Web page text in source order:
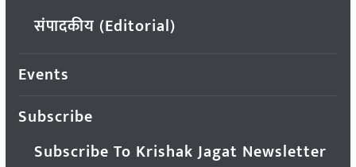
संपादकीय (Editorial)
Events
Subscribe
Subscribe To Krishak Jagat Newsletter